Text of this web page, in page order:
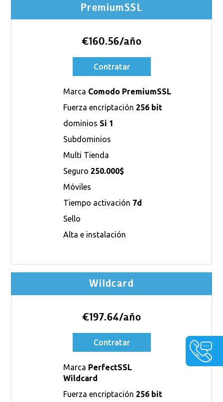
PremiumSSL
€160.56/año
Contratar
Marca Comodo PremiumSSL
Fuerza encriptación 256 bit
dominios Si 1
Subdominios
Multi Tienda
Seguro 250.000$
Móviles
Tiempo activación 7d
Sello
Alta e instalación
Wildcard
€197.64/año
Contratar
Marca PerfectSSL
Wildcard
Fuerza encriptación 256 bit